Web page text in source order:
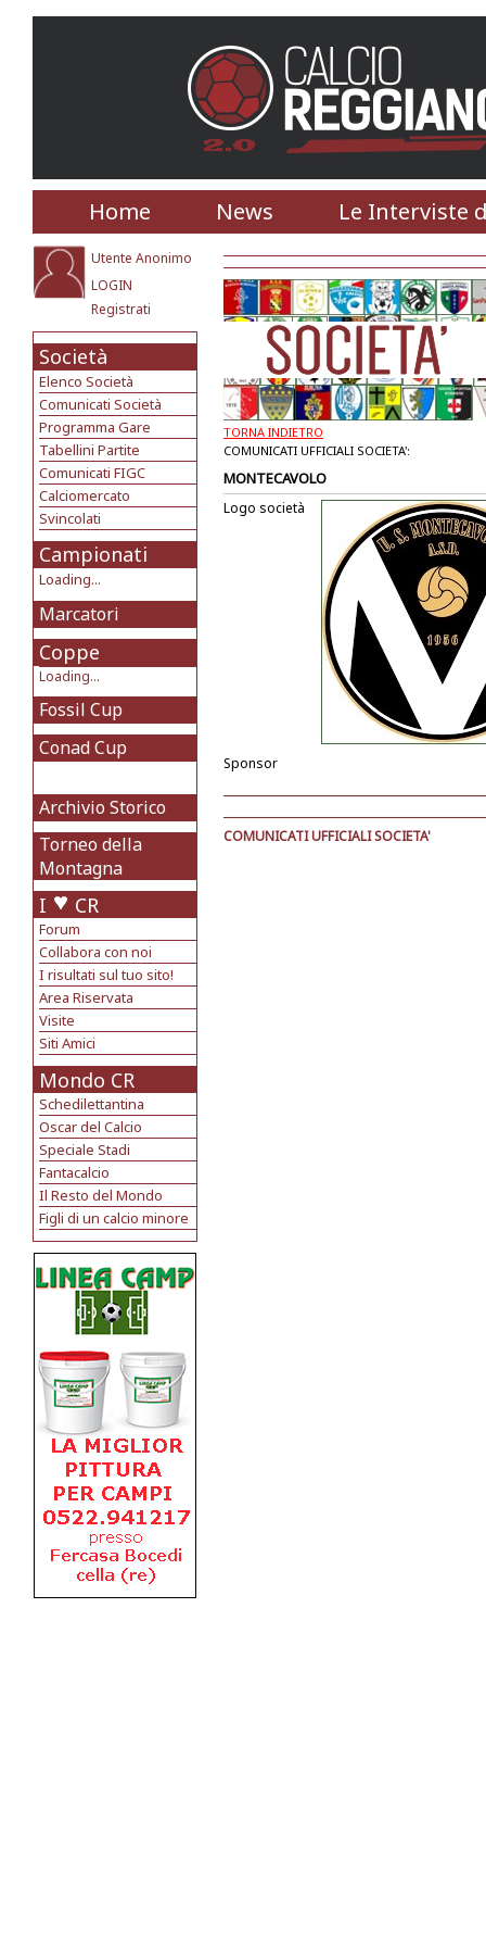
Home News Le Interviste
Utente Anonimo
LOGIN
Registrati
Società
Elenco Società
Comunicati Società
Programma Gare
Tabellini Partite
Comunicati FIGC
Calciomercato
Svincolati
Campionati
Loading...
Marcatori
Coppe
Loading...
Fossil Cup
Conad Cup
Archivio Storico
Torneo della
Montagna
I CR
Forum
Collabora con noi
I risultati sul tuo sito!
Area Riservata
Visite
Siti Amici
Mondo CR
Schedilettantina
Oscar del Calcio
Speciale Stadi
Fantacalcio
Il Resto del Mondo
Figli di un calcio minore
TORNA INDIETRO
COMUNICATI UFFICIALI SOCIETA':
MONTECAVOLO
Logo società
Sponsor
COMUNICATI UFFICIALI SOCIETA'